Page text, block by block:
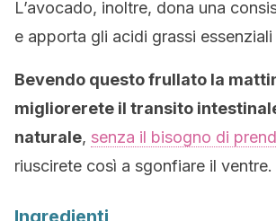
L’avocado, inoltre, dona una
e apporta gli acidi grassi essenziali
Bevendo questo frullato la
migliorerete il transito
naturale, senza il bisogno di
riuscirete così a sgonfiare il ventre.
Ingredienti